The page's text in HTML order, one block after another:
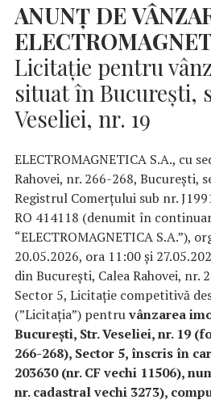
ANUNȚ DE
Licitație pentru
situat în București,
Veseliei, nr. 19
ELECTROMAGNETICA S.A., cu
Rahovei, nr. 266-268, București,
Registrul Comerțului sub nr.
RO 414118 (denumit în
“ELECTROMAGNETICA S.A.”),
20.05.2026, ora 11:00 și
din București, Calea Rahovei, nr.
Sector 5, Licitație competitivă
(”Licitația”) pentru vânzarea
București, Str. Veseliei, nr. 19
266-268), Sector 5, înscris în
203630 (nr. CF vechi 11506),
nr. cadastral vechi 3273),